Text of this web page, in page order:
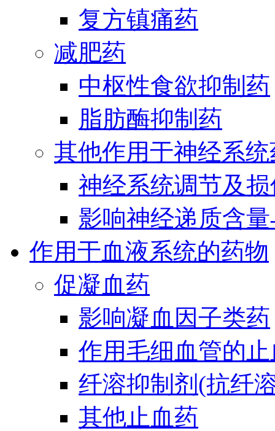
复方镇痛药
减肥药
中枢性食欲抑制药
脂肪酶抑制药
其他作用于神经系统
神经系统调节及
影响神经递质含
作用于血液系统的药物
促凝血药
影响凝血因子类药
作用毛细血管的
纤溶抑制剂(抗纤
其他止血药